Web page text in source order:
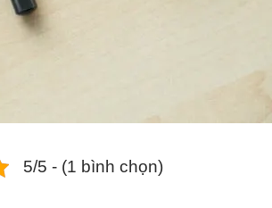
5/5 - (1 bình chọn)